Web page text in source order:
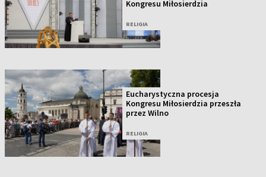
Kongresu Miłosierdzia
RELIGIA
Eucharystyczna procesja
Kongresu Miłosierdzia przeszła
przez Wilno
RELIGIA